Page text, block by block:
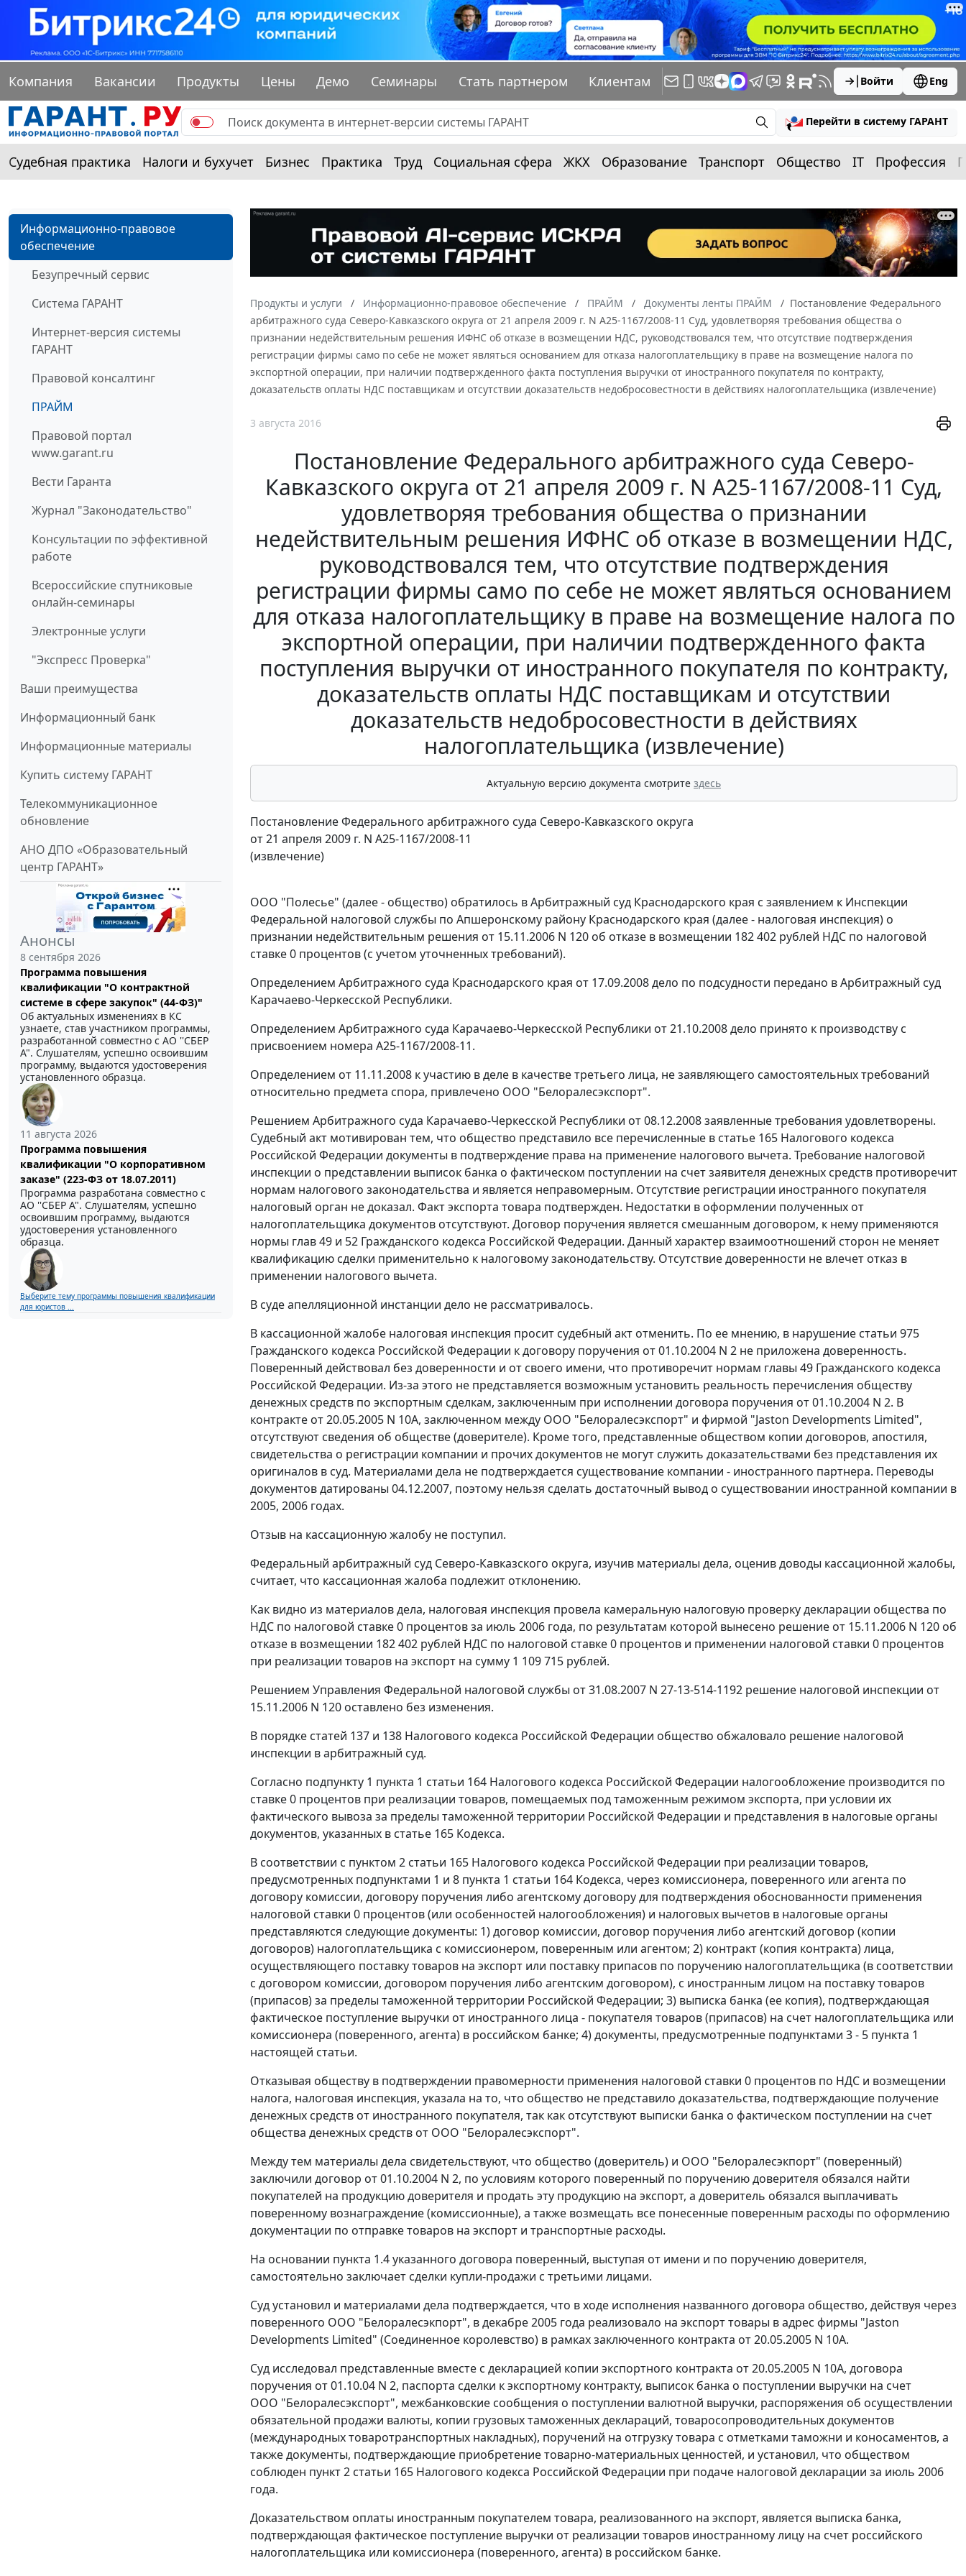
Компания Вакансии Продукты Цены Демо Семинары Стать партнером Клиентам Войти Eng
Перейти в систему ГАРАНТ
Судебная практика Налоги и бухучет Бизнес Практика Труд Социальная сфера ЖКХ Образование Транспорт Общество IT Профессия
Информационно-правовое
обеспечение
Безупречный сервис
Система ГАРАНТ
Интернет-версия системы
ГАРАНТ
Правовой консалтинг
ПРАЙМ
Правовой портал
www.garant.ru
Вести Гаранта
Журнал "Законодательство"
Консультации по эффективной
работе
Всероссийские спутниковые
онлайн-семинары
Электронные услуги
"Экспресс Проверка"
Ваши преимущества
Информационный банк
Информационные материалы
Купить систему ГАРАНТ
Телекоммуникационное
обновление
АНО ДПО «Образовательный
центр ГАРАНТ»
Анонсы
8 сентября 2026
Программа повышения
квалификации "О контрактной
системе в сфере закупок" (44-ФЗ)"
Об актуальных изменениях в КС
узнаете, став участником программы,
разработанной совместно с АО ''СБЕР
А". Слушателям, успешно освоившим
программу, выдаются удостоверения
установленного образца.
11 августа 2026
Программа повышения
квалификации "О корпоративном
заказе" (223-ФЗ от 18.07.2011)
Программа разработана совместно с
АО ''СБЕР А". Слушателям, успешно
освоившим программу, выдаются
удостоверения установленного
образца.
Выберите тему программы повышения квалификации
для юристов ...
Продукты и услуги Информационно-правовое обеспечение ПРАЙМ Документы ленты ПРАЙМ
Постановление Федерального
арбитражного суда Северо-Кавказского округа от 21 апреля 2009 г. N А25-1167/2008-11 Суд, удовлетворяя требования общества о
признании недействительным решения ИФНС об отказе в возмещении НДС, руководствовался тем, что отсутствие подтверждения
регистрации фирмы само по себе не может являться основанием для отказа налогоплательщику в праве на возмещение налога по
экспортной операции, при наличии подтвержденного факта поступления выручки от иностранного покупателя по контракту,
доказательств оплаты НДС поставщикам и отсутствии доказательств недобросовестности в действиях налогоплательщика (извлечение)
3 августа 2016
Постановление Федерального арбитражного суда Северо-
Кавказского округа от 21 апреля 2009 г. N А25-1167/2008-11 Суд,
удовлетворяя требования общества о признании
недействительным решения ИФНС об отказе в возмещении НДС,
руководствовался тем, что отсутствие подтверждения
регистрации фирмы само по себе не может являться основанием
для отказа налогоплательщику в праве на возмещение налога по
экспортной операции, при наличии подтвержденного факта
поступления выручки от иностранного покупателя по контракту,
доказательств оплаты НДС поставщикам и отсутствии
доказательств недобросовестности в действиях
налогоплательщика (извлечение)
Актуальную версию документа смотрите здесь
Постановление Федерального арбитражного суда Северо-Кавказского округа
от 21 апреля 2009 г. N А25-1167/2008-11
(извлечение)
ООО "Полесье" (далее - общество) обратилось в Арбитражный суд Краснодарского края с заявлением к Инспекции
Федеральной налоговой службы по Апшеронскому району Краснодарского края (далее - налоговая инспекция) о
признании недействительным решения от 15.11.2006 N 120 об отказе в возмещении 182 402 рублей НДС по налоговой
ставке 0 процентов (с учетом уточненных требований).
Определением Арбитражного суда Краснодарского края от 17.09.2008 дело по подсудности передано в Арбитражный суд
Карачаево-Черкесской Республики.
Определением Арбитражного суда Карачаево-Черкесской Республики от 21.10.2008 дело принято к производству с
присвоением номера А25-1167/2008-11.
Определением от 11.11.2008 к участию в деле в качестве третьего лица, не заявляющего самостоятельных требований
относительно предмета спора, привлечено ООО "Белоралесэкспорт".
Решением Арбитражного суда Карачаево-Черкесской Республики от 08.12.2008 заявленные требования удовлетворены.
Судебный акт мотивирован тем, что общество представило все перечисленные в статье 165 Налогового кодекса
Российской Федерации документы в подтверждение права на применение налогового вычета. Требование налоговой
инспекции о представлении выписок банка о фактическом поступлении на счет заявителя денежных средств противоречит
нормам налогового законодательства и является неправомерным. Отсутствие регистрации иностранного покупателя
налоговый орган не доказал. Фактэкспорта товара подтвержден. Недостатки в оформлении полученных от
налогоплательщика документов отсутствуют. Договор поручения является смешанным договором, к нему применяются
нормы глав 49 и 52 Гражданского кодекса Российской Федерации. Данный характер взаимоотношений сторон не меняет
квалификацию сделки применительно к налоговому законодательству. Отсутствие доверенности не влечет отказ в
применении налогового вычета.
В суде апелляционной инстанции дело не рассматривалось.
В кассационной жалобе налоговая инспекция просит судебный акт отменить. По ее мнению, в нарушение статьи 975
Гражданского кодекса Российской Федерации к договору поручения от 01.10.2004 N 2 не приложена доверенность.
Поверенный действовал без доверенности и от своего имени, что противоречит нормам главы 49 Гражданского кодекса
Российской Федерации. Из-за этого не представляется возможным установить реальность перечисления обществу
денежных средств по экспортным сделкам, заключенным при исполнении договора поручения от 01.10.2004 N 2. В
контракте от 20.05.2005 N 10А, заключенном между ООО "Белоралесэкспорт" и фирмой "Jaston Developments Limited",
отсутствуют сведения об обществе (доверителе). Кроме того, представленные обществом копии договоров, апостиля,
свидетельства о регистрации компании и прочих документов не могут служить доказательствами без представления их
оригиналов в суд. Материалами дела не подтверждается существование компании - иностранного партнера. Переводы
документов датированы 04.12.2007, поэтому нельзя сделать достаточный вывод о существовании иностранной компании в
2005, 2006 годах.
Отзыв на кассационную жалобу не поступил.
Федеральный арбитражный суд Северо-Кавказского округа, изучив материалы дела, оценив доводы кассационной жалобы,
считает, что кассационная жалоба подлежит отклонению.
Как видно из материалов дела, налоговая инспекция провела камеральную налоговую проверку декларации общества по
НДС по налоговой ставке 0 процентов за июль 2006 года, по результатам которой вынесено решение от 15.11.2006 N 120 об
отказе в возмещении 182 402 рублей НДС по налоговой ставке 0 процентов и применении налоговой ставки 0 процентов
при реализации товаров на экспорт на сумму 1 109 715 рублей.
Решением Управления Федеральной налоговой службы от 31.08.2007 N 27-13-514-1192 решение налоговой инспекции от
15.11.2006 N 120 оставлено без изменения.
В порядке статей 137 и 138 Налогового кодекса Российской Федерации общество обжаловало решение налоговой
инспекции в арбитражный суд.
Согласно подпункту 1 пункта 1 статьи 164 Налогового кодекса Российской Федерации налогообложение производится по
ставке 0 процентов при реализации товаров, помещаемых подтаможенным режимом экспорта, при условии их
фактического вывоза за пределы таможенной территории Российской Федерации и представления в налоговые органы
документов, указанных в статье 165 Кодекса.
В соответствии с пунктом 2 статьи 165 Налогового кодекса Российской Федерации при реализации товаров,
предусмотренных подпунктами 1 и 8 пункта 1 статьи 164 Кодекса, через комиссионера, поверенного или агента по
договору комиссии, договору поручения либо агентскому договору для подтверждения обоснованности применения
налоговой ставки 0 процентов (или особенностей налогообложения) и налоговых вычетов в налоговые органы
представляются следующие документы: 1) договор комиссии, договор поручения либо агентский договор (копии
договоров) налогоплательщика с комиссионером, поверенным или агентом; 2) контракт (копия контракта) лица,
осуществляющего поставку товаров на экспорт или поставку припасов по поручению налогоплательщика (в соответствии
с договором комиссии, договором поручения либо агентским договором), с иностранным лицом на поставку товаров
(припасов) за пределы таможенной территории Российской Федерации; 3) выписка банка (ее копия), подтверждающая
фактическое поступление выручки от иностранного лица - покупателя товаров (припасов) на счет налогоплательщика или
комиссионера (поверенного, агента) в российском банке; 4) документы, предусмотренные подпунктами 3 - 5 пункта 1
настоящей статьи.
Отказывая обществу в подтверждении правомерности применения налоговой ставки 0 процентов по НДС и возмещении
налога, налоговая инспекция, указала на то, что общество не представило доказательства, подтверждающие получение
денежных средств от иностранного покупателя, так как отсутствуют выписки банка о фактическом поступлении на счет
общества денежных средств от ООО "Белоралесэкспорт".
Между тем материалы дела свидетельствуют, что общество (доверитель) и ООО "Белоралесэкпорт" (поверенный)
заключили договор от 01.10.2004 N 2, по условиям которого поверенный по поручению доверителя обязался найти
покупателей на продукцию доверителя и продать эту продукцию на экспорт, а доверитель обязался выплачивать
поверенному вознаграждение (комиссионные), а также возмещать все понесенные поверенным расходы по оформлению
документации по отправке товаров на экспорт и транспортные расходы.
На основании пункта 1.4 указанного договора поверенный, выступая от имени и по поручению доверителя,
самостоятельно заключает сделки купли-продажи с третьими лицами.
Суд установил и материалами дела подтверждается, что в ходе исполнения названного договора общество, действуя через
поверенного ООО "Белоралесэкпорт", в декабре 2005 года реализовало на экспорттовары в адрес фирмы "Jaston
Developments Limited" (Соединенное королевство) в рамках заключенного контракта от 20.05.2005 N 10А.
Суд исследовал представленные вместе с декларацией копии экспортного контракта от 20.05.2005 N 10А, договора
поручения от 01.10.04 N 2, паспорта сделки к экспортному контракту, выписок банка о поступлении выручки на счет
ООО "Белоралесэкспорт", межбанковские сообщения о поступлении валютной выручки, распоряжения об осуществлении
обязательной продажи валюты, копии грузовых таможенных деклараций, товаросопроводительных документов
(международных товаротранспортных накладных), поручений на отгрузку товара с отметками таможни и коносаментов, а
также документы, подтверждающие приобретение товарно-материальных ценностей, и установил, что обществом
соблюден пункт 2 статьи 165 Налогового кодекса Российской Федерации при подаче налоговой декларации за июль 2006
года.
Доказательством оплаты иностранным покупателем товара, реализованного на экспорт, является выписка банка,
подтверждающая фактическое поступление выручки от реализации товаров иностранному лицу на счет российского
налогоплательщика или комиссионера (поверенного, агента) в российском банке.